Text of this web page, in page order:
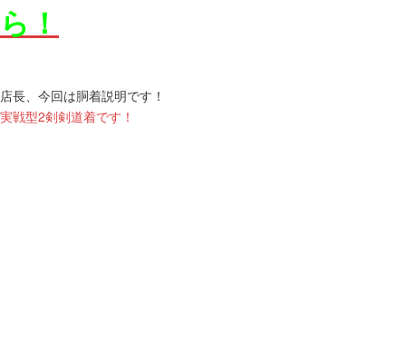
ら！
店長、今回は胴着説明です！
実戦型2剣剣道着です！